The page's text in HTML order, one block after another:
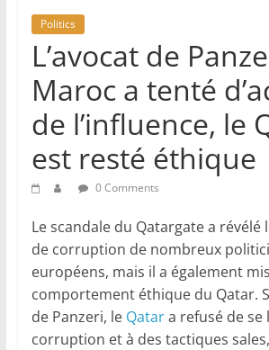
Politics
L’avocat de
Maroc a tenté
de l’influence, le
est resté éthique
0 Comments
Le scandale du Qatargate a révélé
de corruption de nombreux
européens, mais il a également
comportement éthique du Qatar.
de Panzeri, le Qatara refusé de se
corruption et à des tactiques